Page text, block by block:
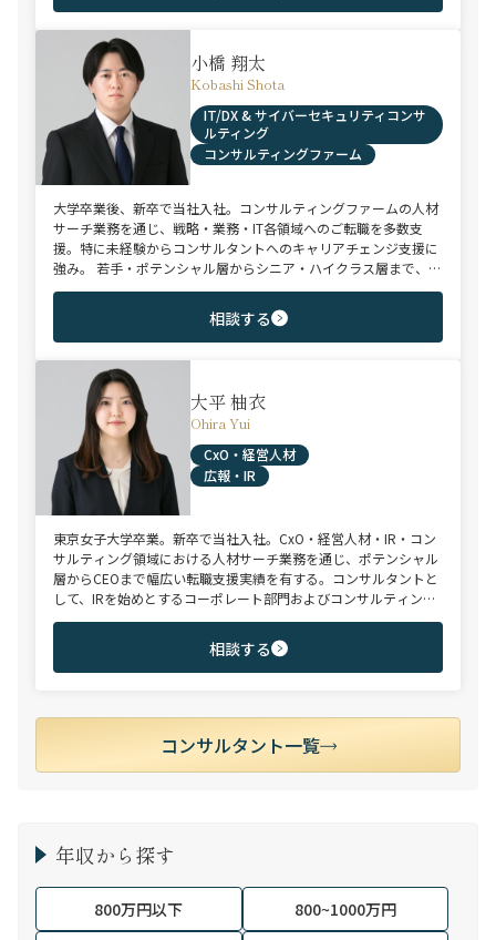
小橋 翔太
Kobashi Shota
IT/DX & サイバーセキュリティコンサ
ルティング
コンサルティングファーム
大学卒業後、新卒で当社入社。コンサルティングファームの人材
サーチ業務を通じ、戦略・業務・IT各領域へのご転職を多数支
援。特に未経験からコンサルタントへのキャリアチェンジ支援に
強み。 若手・ポテンシャル層からシニア・ハイクラス層まで、候
補者様のご志向と市場動向を踏まえ最適なキャリアをご提案させ
相談する
大平 柚衣
Ohira Yui
CxO・経営人材
広報・IR
東京女子大学卒業。新卒で当社入社。CxO・経営人材・IR・コン
サルティング領域における人材サーチ業務を通じ、ポテンシャル
層からCEOまで幅広い転職支援実績を有する。コンサルタントと
して、IRを始めとするコーポレート部門およびコンサルティング
ファーム領域を中心に担当。未経験・ポテンシャル層からミド
ル・ハイクラス層まで、年代・職階を問わず幅広くご支援可能。
相談する
コンサルタント一覧
年収から探す
800万円以下
800~1000万円